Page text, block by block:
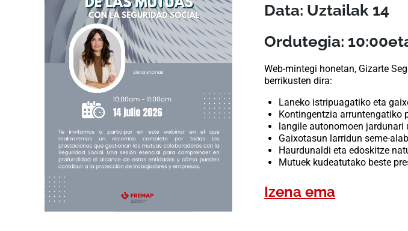
900 61 00
Data: Uztailak 14
Ordutegia:
Web-mintegi honetan, Gizarte
berrikusten dira:
Laneko istripuagatiko eta
Kontingentzia arruntengatiko
langile autonomoen
Gaixotasun larridun seme-
Haurdunaldi eta edoskitze
Mutuek kudeatutako beste
Izena ema